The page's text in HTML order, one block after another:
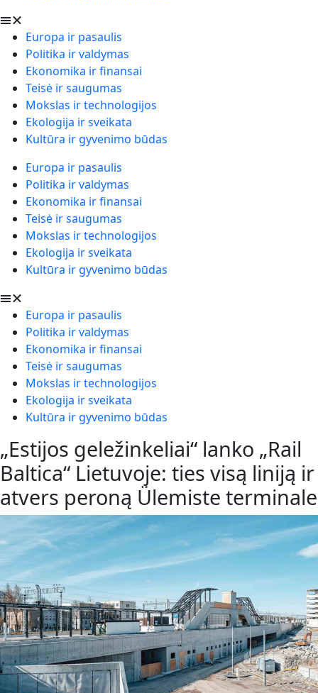
Europa ir pasaulis
Politika ir valdymas
Ekonomika ir finansai
Teisė ir saugumas
Mokslas ir technologijos
Ekologija ir sveikata
Kultūra ir gyvenimo būdas
Europa ir pasaulis
Politika ir valdymas
Ekonomika ir finansai
Teisė ir saugumas
Mokslas ir technologijos
Ekologija ir sveikata
Kultūra ir gyvenimo būdas
Europa ir pasaulis
Politika ir valdymas
Ekonomika ir finansai
Teisė ir saugumas
Mokslas ir technologijos
Ekologija ir sveikata
Kultūra ir gyvenimo būdas
„Estijos geležinkeliai“ lanko „Rail
Baltica“ Lietuvoje: ties visą liniją ir
atvers peroną Ülemiste terminale